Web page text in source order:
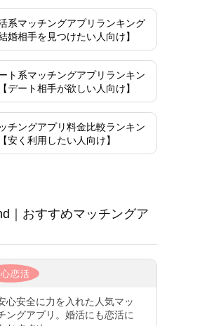
系マッチングアプリランキング
結婚相手を見つけたい人向け】
ト系マッチングアプリランキン
デート相手が欲しい人向け】
チングアプリ料金比較ランキン
安く利用したい人向け】
｜おすすめマッチングア
恋活
心安全に力を入れた人気マッ
ングアプリ。婚活にも恋活に